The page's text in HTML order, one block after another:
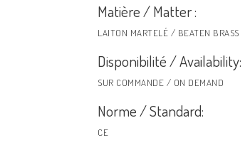
Matière / Matter :
LAITON MARTELÉ / BEATEN BRASS
Disponibilité / Availability:
SUR COMMANDE / ON DEMAND
Norme / Standard:
CE